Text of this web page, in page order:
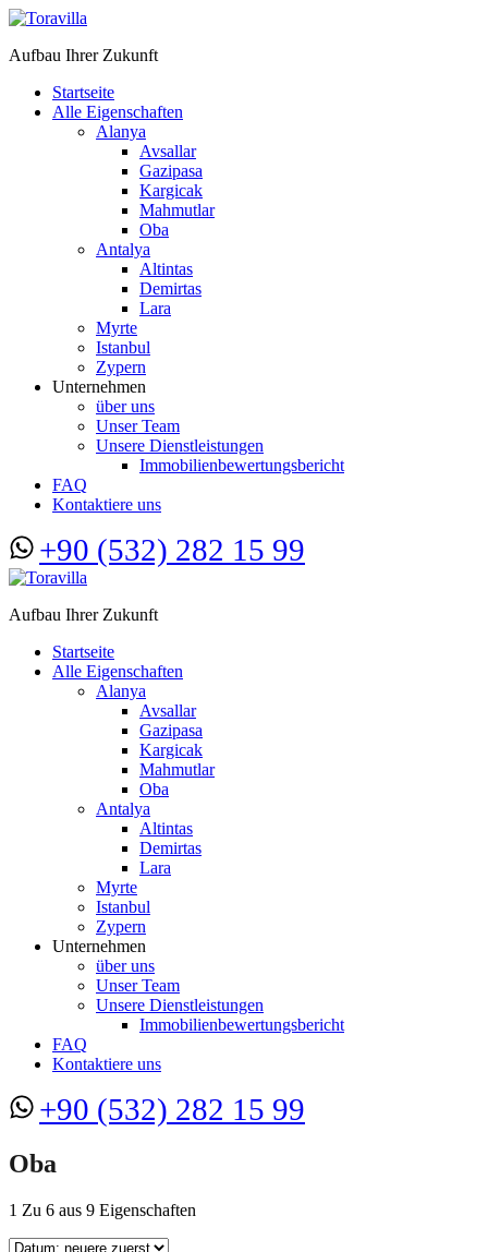
Aufbau Ihrer Zukunft
Startseite
Alle Eigenschaften
Alanya
Avsallar
Gazipasa
Kargicak
Mahmutlar
Oba
Antalya
Altintas
Demirtas
Lara
Myrte
Istanbul
Zypern
Unternehmen
über uns
Unser Team
Unsere Dienstleistungen
Immobilienbewertungsbericht
FAQ
Kontaktiere uns
+90 (532) 282 15 99
Aufbau Ihrer Zukunft
Startseite
Alle Eigenschaften
Alanya
Avsallar
Gazipasa
Kargicak
Mahmutlar
Oba
Antalya
Altintas
Demirtas
Lara
Myrte
Istanbul
Zypern
Unternehmen
über uns
Unser Team
Unsere Dienstleistungen
Immobilienbewertungsbericht
FAQ
Kontaktiere uns
+90 (532) 282 15 99
Oba
1 Zu 6 aus 9 Eigenschaften